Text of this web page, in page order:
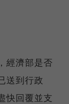
經濟部是否
送到行政
快回覆並支